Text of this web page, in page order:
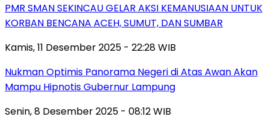
PMR SMAN SEKINCAU GELAR AKSI KEMANUSIAAN UNTUK
KORBAN BENCANA ACEH, SUMUT, DAN SUMBAR
Kamis, 11 Desember 2025 - 22:28 WIB
Nukman Optimis Panorama Negeri di Atas Awan Akan
Mampu Hipnotis Gubernur Lampung
Senin, 8 Desember 2025 - 08:12 WIB